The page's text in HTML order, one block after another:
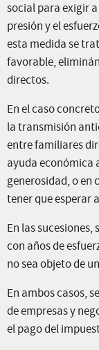
social para exigir
presión y el
esta medida se
favorable,
directos.
En el caso
la transmisión
entre familiares
ayuda económica
generosidad, o en
tener que esperar
En las
con años de
no sea objeto de
En ambos casos,
de empresas y
el pago del